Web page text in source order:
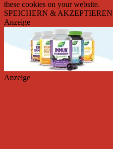
these cookies on your website.
SPEICHERN & AKZEPTIEREN
Anzeige
Anzeige